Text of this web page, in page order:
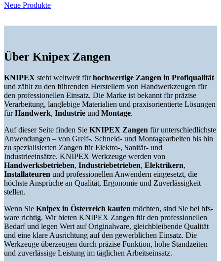
Neue Produkte
Über Knipex Zangen
KNIPEX steht weltweit fürhochwertige Zangen in Profiqualität
und zählt zu den führenden Herstellern von Handwerkzeugen für
den professionellen Einsatz. Die Marke ist bekannt für präzise
Verarbeitung, langlebige Materialien und praxisorientierte Lösungen
fürHandwerk, Industrie und Montage.
Auf dieser Seite finden Sie KNIPEX Zangen für unterschiedlichste
Anwendungen – von Greif-, Schneid- und Montagearbeiten bis hin
zu spezialisierten Zangen für Elektro-, Sanitär- und
Industrieeinsätze. KNIPEX Werkzeuge werden von
Handwerksbetrieben, Industriebetrieben, Elektrikern,
Installateuren und professionellen Anwendern eingesetzt, die
höchste Ansprüche an Qualität, Ergonomie und Zuverlässigkeit
stellen.
Wenn Sie Knipex in Österreich kaufen möchten, sind Sie bei hfs-
ware richtig. Wir bieten KNIPEX Zangen für den professionellen
Bedarf und legen Wert auf Originalware, gleichbleibende Qualität
und eine klare Ausrichtung auf den gewerblichen Einsatz. Die
Werkzeuge überzeugen durch präzise Funktion, hohe Standzeiten
und zuverlässige Leistung im täglichen Arbeitseinsatz.